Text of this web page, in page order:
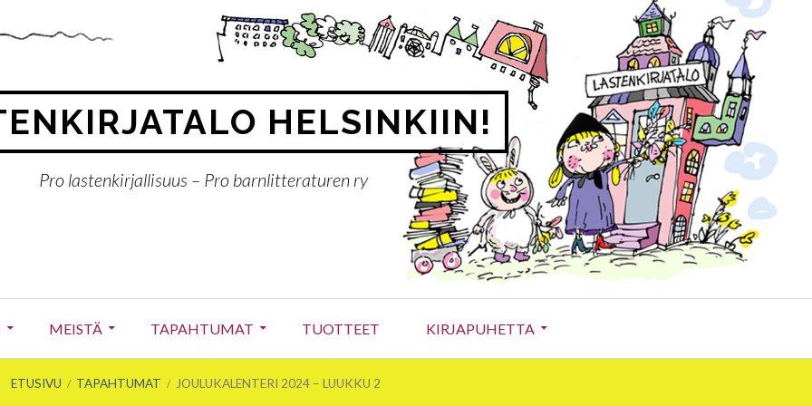
HELSINKIIN!
Pro lastenkirjallisuus – Pro barnlitteraturen ry
MEISTÄ TAPAHTUMAT TUOTTEET KIRJAPUHETTA
ETUSIVU TAPAHTUMAT JOULUKALENTERI 2024 – LUUKKU 2